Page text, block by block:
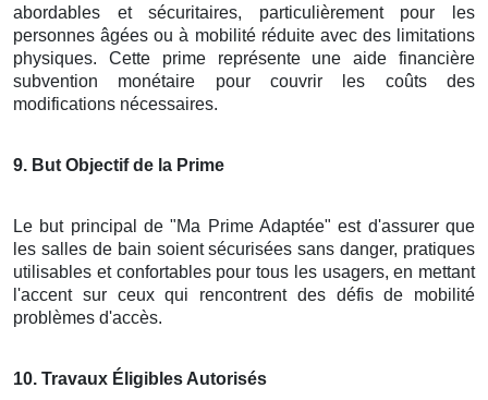
abordables et sécuritaires, particulièrement pour les
personnes âgées ou à mobilité réduite avec des limitations
physiques. Cette prime représente une aide financière
subvention monétaire pour couvrir les coûts des
modifications nécessaires.
9. But Objectif de la Prime
Le but principal de "Ma Prime Adaptée" est d'assurer que
les salles de bain soient sécurisées sans danger, pratiques
utilisables et confortables pour tous les usagers, en mettant
l'accent sur ceux qui rencontrent des défis de mobilité
problèmes d'accès.
10. Travaux Éligibles Autorisés